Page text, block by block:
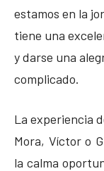
estamos en la
tiene una
y darse una
complicado.
La experiencia
Mora, Víctor o
la calma